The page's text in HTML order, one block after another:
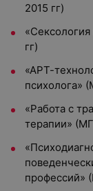
2015 гг)
гг)
«АРТ-
психолога»
«Работа с
терапии»
профессий»